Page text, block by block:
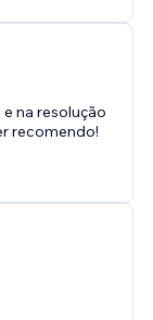
na resolução
recomendo!